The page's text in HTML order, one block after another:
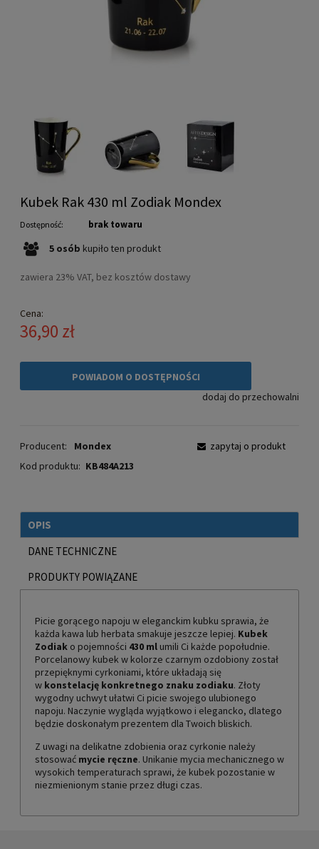
Kubek Rak 430 ml Zodiak Mondex
Dostępność: brak towaru
5 osób kupiło ten produkt
zawiera 23% VAT, bez kosztów dostawy
Cena:
36,90 zł
POWIADOM O DOSTĘPNOŚCI
dodaj do przechowalni
Producent:
Mondex
Kod produktu: KB484A213
zapytaj o produkt
OPIS
DANE TECHNICZNE
PRODUKTY POWIĄZANE
Picie gorącego napoju w eleganckim kubku sprawia, że
każda kawa lub herbata smakuje jeszcze lepiej. Kubek
Zodiak o pojemności 430 ml umili Ci każde popołudnie.
Porcelanowy kubek w kolorze czarnym ozdobiony został
przepięknymi cyrkoniami, które układają się
w konstelację konkretnego znaku zodiaku. Złoty
wygodny uchwyt ułatwi Ci picie swojego ulubionego
napoju. Naczynie wygląda wyjątkowo i elegancko, dlatego
będzie doskonałym prezentem dla Twoich bliskich.
Z uwagi na delikatne zdobienia oraz cyrkonie należy
stosować mycie ręczne. Unikanie mycia mechanicznego w
wysokich temperaturach sprawi, że kubek pozostanie w
niezmienionym stanie przez długi czas.